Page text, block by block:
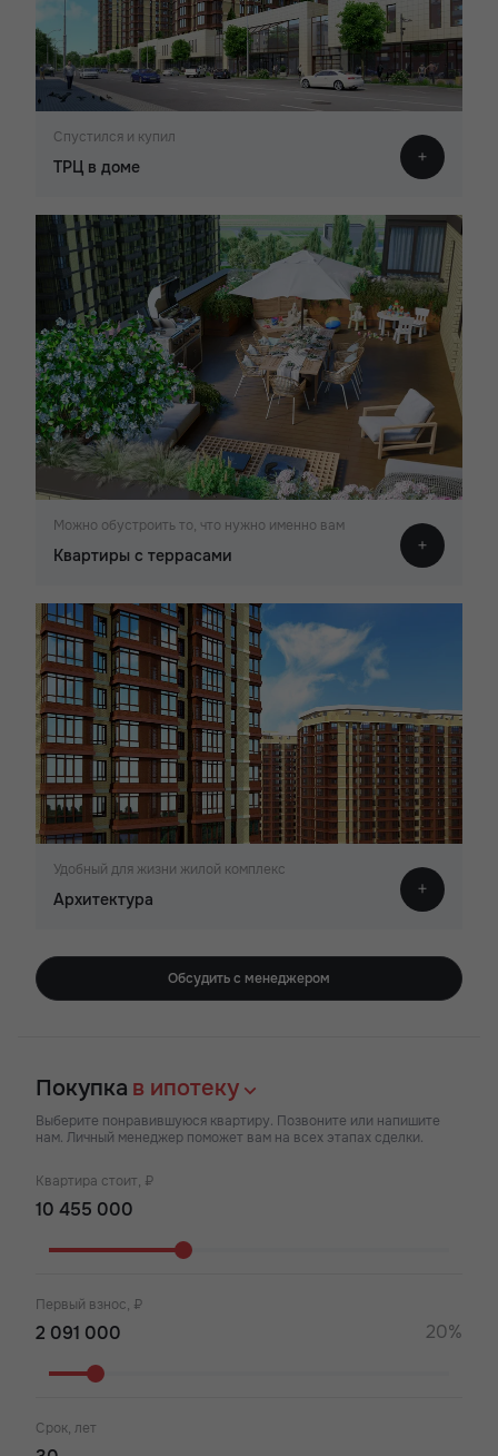
Спустился и купил
ТРЦ в доме
Можно обустроить то, что нужно именно вам
Квартиры с террасами
Удобный для жизни жилой комплекс
Архитектура
Обсудить с менеджером
Покупка в ипотеку
Выберите понравившуюся квартиру. Позвоните или напишите
нам. Личный менеджер поможет вам на всех этапах сделки.
Квартира стоит, ₽
Первый взнос, ₽
20%
Срок, лет